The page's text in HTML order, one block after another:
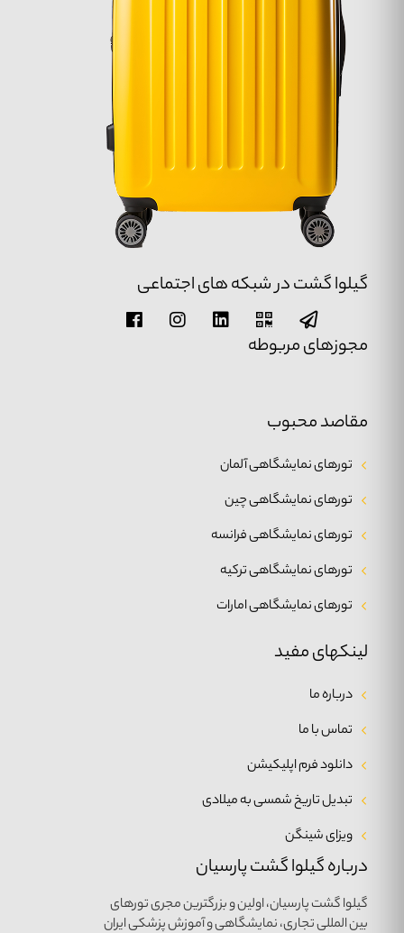
درباره گیلوا گشت پارسیان
گیلوا گشت پارسیان، اولین و بزرگترین مجری تورهای
بین المللی تجاری، نمایشگاهی و آموزش پزشکی ایران
لینکهای مفید
درباره ما
تماس با ما
دانلود فرم اپلیکیشن
تبدیل تاریخ شمسی به میلادی
ویزای شینگن
مقاصد محبوب
تورهای نمایشگاهی آلمان
تورهای نمایشگاهی چین
تورهای نمایشگاهی فرانسه
تورهای نمایشگاهی ترکیه
تورهای نمایشگاهی امارات
گیلوا گشت در شبکه های اجتماعی
مجوزهای مربوطه